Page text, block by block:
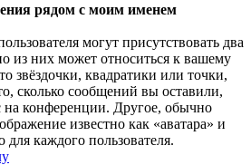
рядом с моим именем
могут присутствовать два
из них может относиться к вашему
звёздочки, квадратики или точки,
сколько сообщений вы оставили,
на конференции. Другое, обычно
известно как «аватара» и
каждого пользователя.